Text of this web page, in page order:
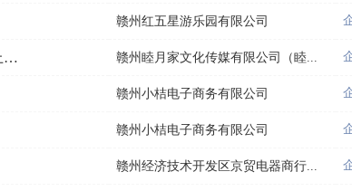
赣州红五星游乐园有限公司
长期服务员4500~6000元【晚上7点开始上班】 赣州睦月家文化传媒有限公司（睦...
赣州小桔电子商务有限公司
赣州小桔电子商务有限公司
赣州经济技术开发区京贸电器商行...